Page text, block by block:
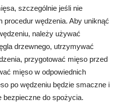
szczególnie jeśli nie
procedur wędzenia. Aby uniknąć
należy używać
drzewnego, utrzymywać
przygotować mięso przed
mięso w odpowiednich
po wędzeniu będzie smaczne i
bezpieczne do spożycia.